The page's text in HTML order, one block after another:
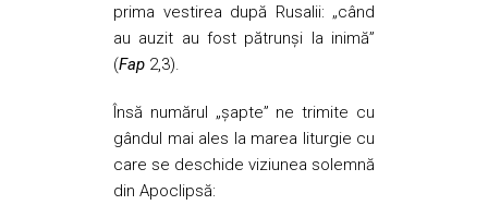
prima vestirea după Rusalii: „când
au auzit au fost pătrunşi la inimă”
(Fap 2,3).
Însă numărul „șapte” ne trimite cu
gândul mai ales la marea liturgie cu
care se deschide viziunea solemnă
din Apoclipsă: